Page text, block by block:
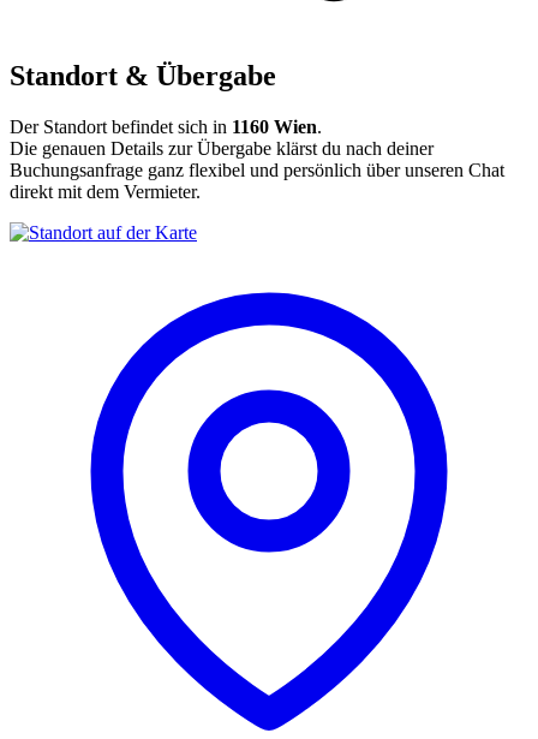
Standort & Übergabe
Der Standort befindet sich in 1160 Wien.
Die genauen Details zur Übergabe klärst du nach deiner
Buchungsanfrage ganz flexibel und persönlich über unseren Chat
direkt mit dem Vermieter.